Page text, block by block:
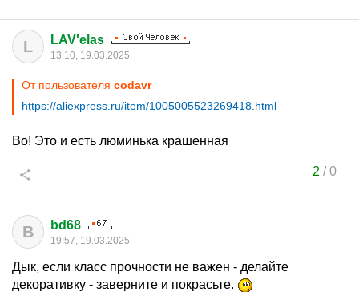
L LAV'elas
13:10, 19.03.2025
От пользователя codavr
https://aliexpress.ru/item/1005005523269418.html
Во! Это и есть люминька крашенная
2 /0
B bd68
19:57, 19.03.2025
Дык, если класс прочности не важен - делайте
декоративку - заверните и покрасьте.